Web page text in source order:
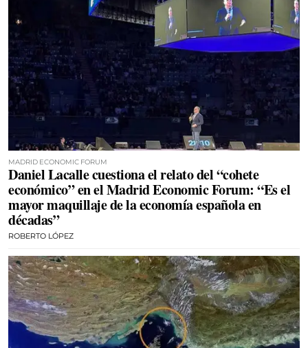
MADRID ECONOMIC FORUM
Daniel Lacalle cuestiona el relato del “cohete
económico” en el Madrid Economic Forum: “Es el
mayor maquillaje de la economía española en
décadas”
ROBERTO LÓPEZ